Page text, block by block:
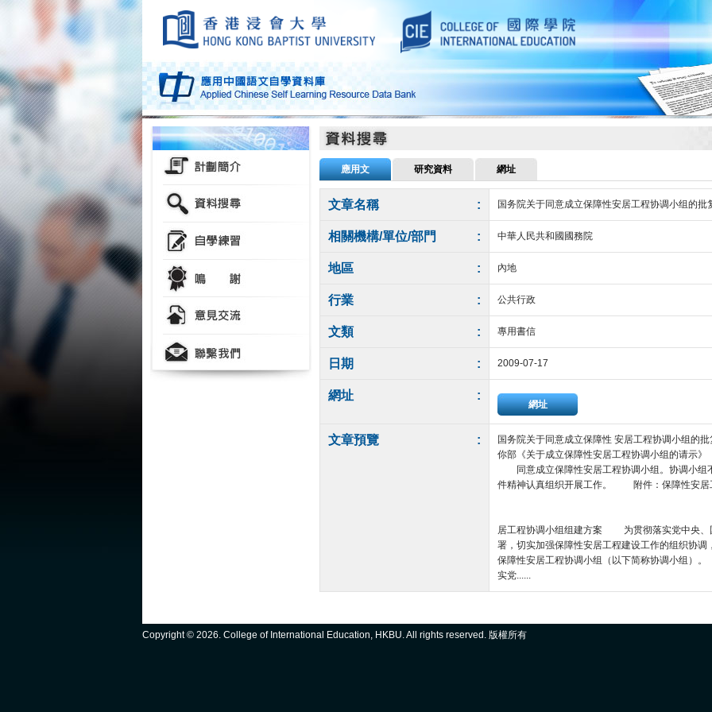
應用文 研究資料 網址
文章名稱 : 国务院关于同意成立保障性安居工程协调小组的批
相關機構/單位/部門 : 中華人民共和國國務院
地區 : 內地
行業 : 公共行政
文類 : 專用書信
日期 : 2009-07-17
網址 :
網址
文章預覽 :
国务院关于同意成立保障性 安居工程协调小组
你部《关于成立保障性安居工程协调小组的请示
同意成立保障性安居工程协调小组。协调小组
件精神认真组织开展工作。 附件：保障性安居
居工程协调小组组建方案 为贯彻落实党中央、
署，切实加强保障性安居工程建设工作的组织协
保障性安居工程协调小组（以下简称协调小
实党......
Copyright © 2026. College of International Education, HKBU. All rights reserved. 版權所有